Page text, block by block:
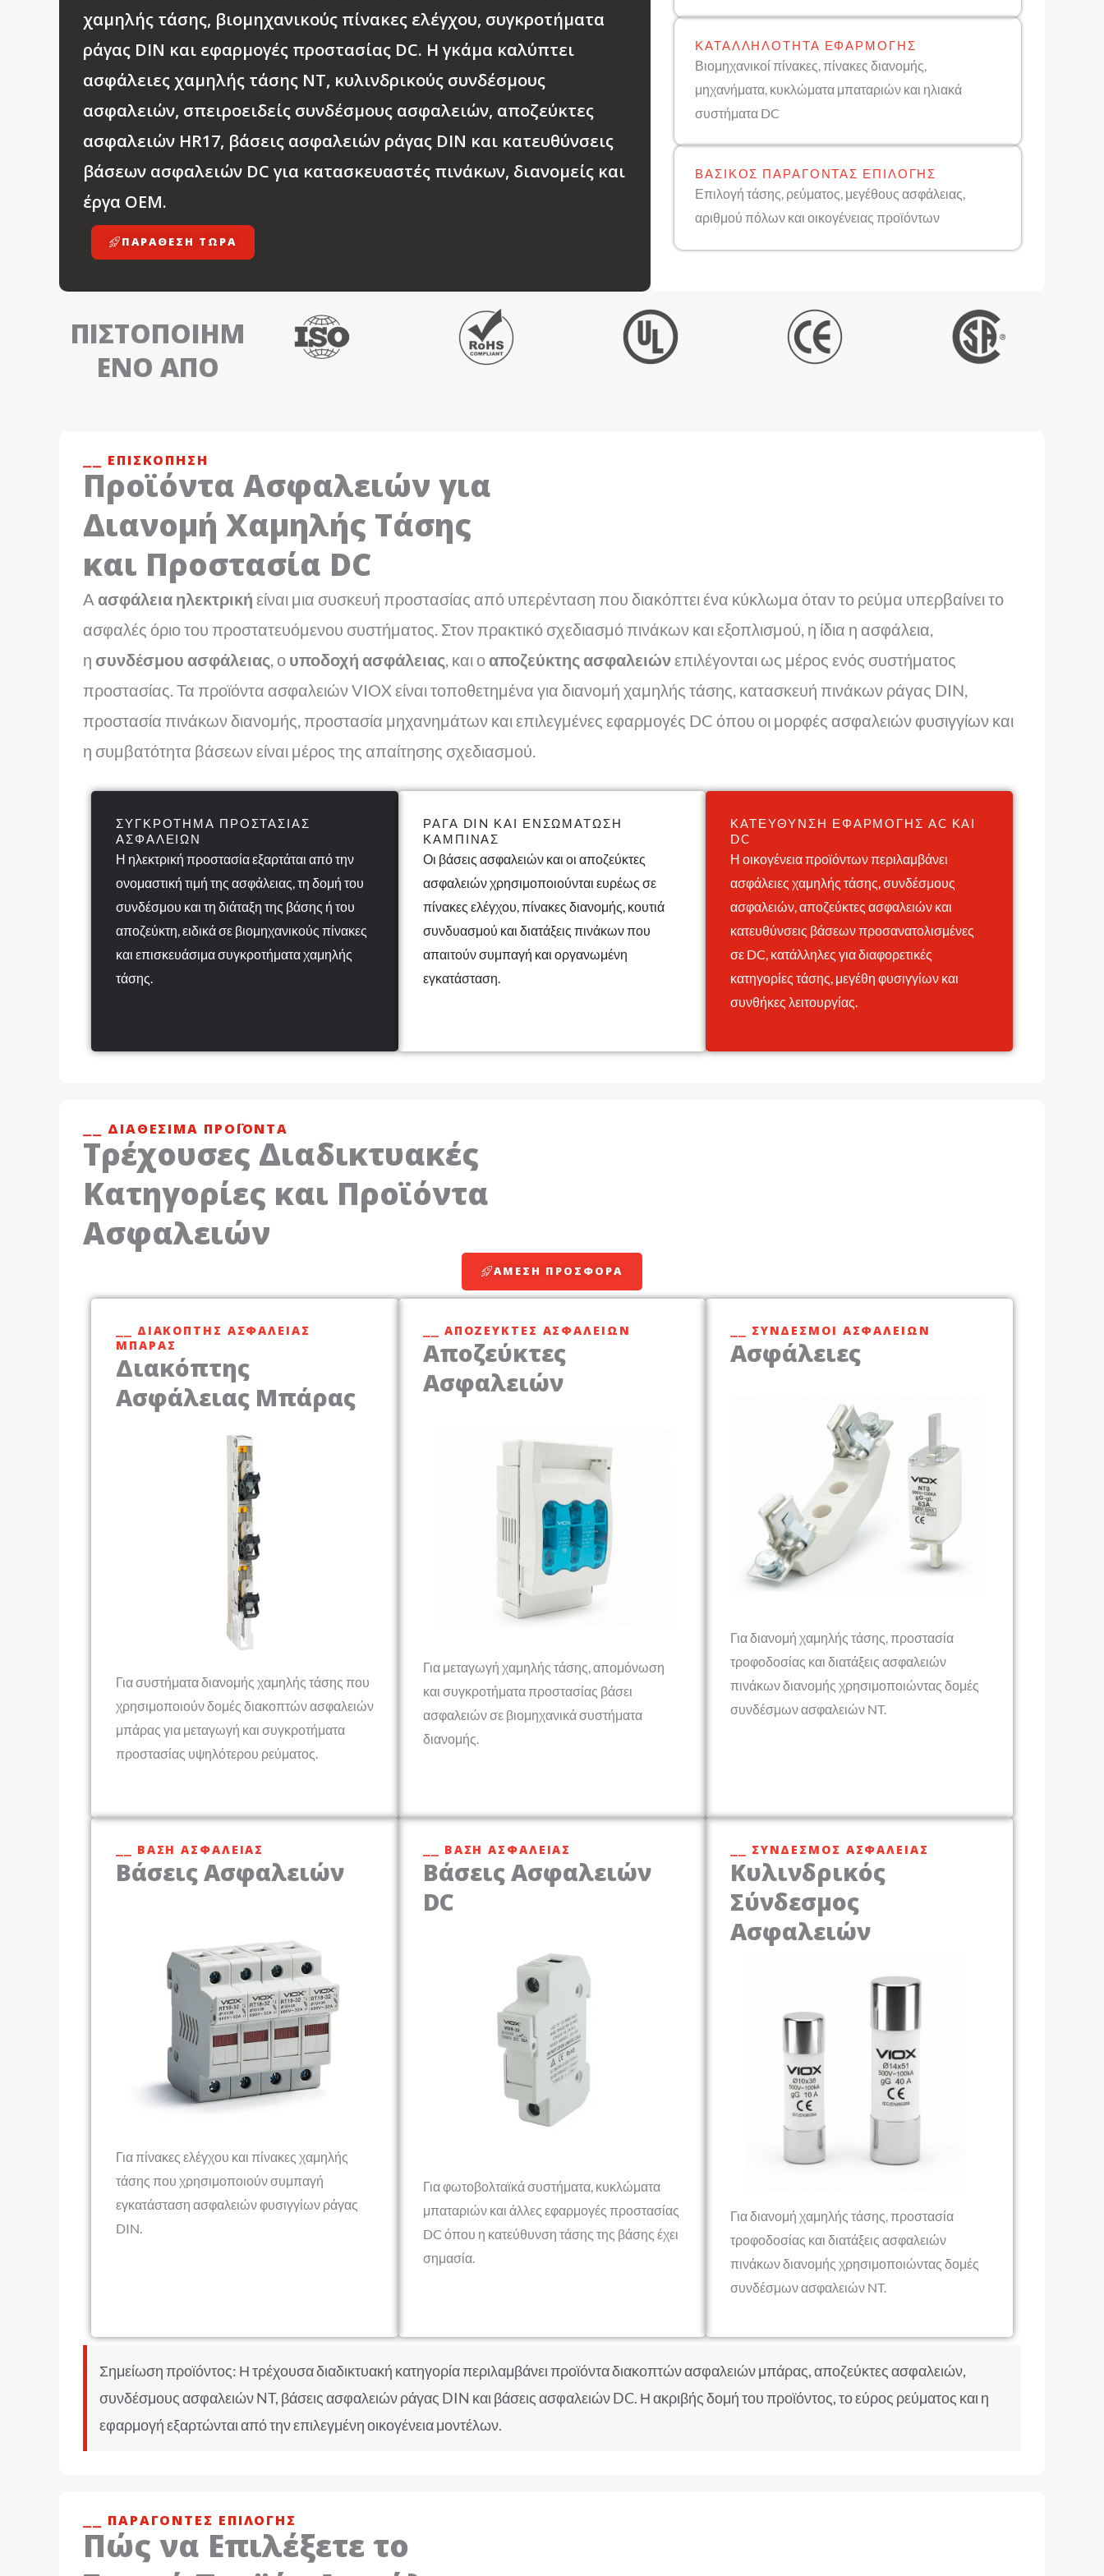
χαμηλής τάσης, βιομηχανικούς πίνακες ελέγχου, συγκροτήματα
ράγας DIN και εφαρμογές προστασίας DC. Η γκάμα καλύπτει
ασφάλειες χαμηλής τάσης NT, κυλινδρικούς συνδέσμους
ασφαλειών, σπειροειδείς συνδέσμους ασφαλειών, αποζεύκτες
ασφαλειών HR17, βάσεις ασφαλειών ράγας DIN και κατευθύνσεις
βάσεων ασφαλειών DC για κατασκευαστές πινάκων, διανομείς και
έργα OEM.
ΠΑΡΆΘΕΣΗ ΤΩΡΑ
ΚΑΤΑΛΛΗΛΌΤΗΤΑ ΕΦΑΡΜΟΓΉΣ
Βιομηχανικοί πίνακες, πίνακες διανομής,
μηχανήματα, κυκλώματα μπαταριών και ηλιακά
συστήματα DC
ΒΑΣΙΚΌΣ ΠΑΡΆΓΟΝΤΑΣ ΕΠΙΛΟΓΉΣ
Επιλογή τάσης, ρεύματος, μεγέθους ασφάλειας,
αριθμού πόλων και οικογένειας προϊόντων
ΠΙΣΤΟΠΟΙΗΜ
ΈΝΟ ΑΠΌ
⎯⎯ ΕΠΙΣΚΌΠΗΣΗ
Προϊόντα Ασφαλειών για
Διανομή Χαμηλής Τάσης
και Προστασία DC
A ασφάλεια ηλεκτρική είναι μια συσκευή προστασίας από υπερένταση που διακόπτει ένα κύκλωμα όταν το ρεύμα υπερβαίνει το
ασφαλές όριο του προστατευόμενου συστήματος. Στον πρακτικό σχεδιασμό πινάκων και εξοπλισμού, η ίδια η ασφάλεια,
η συνδέσμου ασφάλειας, ο υποδοχή ασφάλειας, και οαποζεύκτης ασφαλειώνεπιλέγονται ως μέρος ενός συστήματος
προστασίας. Τα προϊόντα ασφαλειών VIOX είναι τοποθετημένα για διανομή χαμηλής τάσης, κατασκευή πινάκων ράγας DIN,
προστασία πινάκων διανομής, προστασία μηχανημάτων και επιλεγμένες εφαρμογές DC όπου οι μορφές ασφαλειών φυσιγγίων και
η συμβατότητα βάσεων είναι μέρος της απαίτησης σχεδιασμού.
ΣΥΓΚΡΌΤΗΜΑ ΠΡΟΣΤΑΣΊΑΣ
ΑΣΦΑΛΕΙΏΝ
Η ηλεκτρική προστασία εξαρτάται από την
ονομαστική τιμή της ασφάλειας, τη δομή του
συνδέσμου και τη διάταξη της βάσης ή του
αποζεύκτη, ειδικά σε βιομηχανικούς πίνακες
και επισκευάσιμα συγκροτήματα χαμηλής
τάσης.
ΡΆΓΑ DIN ΚΑΙ ΕΝΣΩΜΆΤΩΣΗ
ΚΑΜΠΊΝΑΣ
Οι βάσεις ασφαλειών και οι αποζεύκτες
ασφαλειών χρησιμοποιούνται ευρέως σε
πίνακες ελέγχου, πίνακες διανομής, κουτιά
συνδυασμού και διατάξεις πινάκων που
απαιτούν συμπαγή και οργανωμένη
εγκατάσταση.
ΚΑΤΕΎΘΥΝΣΗ ΕΦΑΡΜΟΓΉΣ AC ΚΑΙ
DC
Η οικογένεια προϊόντων περιλαμβάνει
ασφάλειες χαμηλής τάσης, συνδέσμους
ασφαλειών, αποζεύκτες ασφαλειών και
κατευθύνσεις βάσεων προσανατολισμένες
σε DC, κατάλληλες για διαφορετικές
κατηγορίες τάσης, μεγέθη φυσιγγίων και
συνθήκες λειτουργίας.
⎯⎯ ΔΙΑΘΈΣΙΜΑ ΠΡΟΪΌΝΤΑ
Τρέχουσες Διαδικτυακές
Κατηγορίες και Προϊόντα
Ασφαλειών
ΆΜΕΣΗ ΠΡΟΣΦΟΡΆ
⎯⎯ ΔΙΑΚΌΠΤΗΣ ΑΣΦΆΛΕΙΑΣ
ΜΠΆΡΑΣ
Διακόπτης
Ασφάλειας Μπάρας
Για συστήματα διανομής χαμηλής τάσης που
χρησιμοποιούν δομές διακοπτών ασφαλειών
μπάρας για μεταγωγή και συγκροτήματα
προστασίας υψηλότερου ρεύματος.
⎯⎯ ΑΠΟΖΕΎΚΤΕΣ ΑΣΦΑΛΕΙΏΝ
Αποζεύκτες
Ασφαλειών
Για μεταγωγή χαμηλής τάσης, απομόνωση
και συγκροτήματα προστασίας βάσει
ασφαλειών σε βιομηχανικά συστήματα
διανομής.
⎯⎯ ΣΎΝΔΕΣΜΟΙ ΑΣΦΑΛΕΙΏΝ
Ασφάλειες
Για διανομή χαμηλής τάσης, προστασία
τροφοδοσίας και διατάξεις ασφαλειών
πινάκων διανομής χρησιμοποιώντας δομές
συνδέσμων ασφαλειών NT.
⎯⎯ ΒΆΣΗ ΑΣΦΆΛΕΙΑΣ
Βάσεις Ασφαλειών
Για πίνακες ελέγχου και πίνακες χαμηλής
τάσης που χρησιμοποιούν συμπαγή
εγκατάσταση ασφαλειών φυσιγγίων ράγας
DIN.
⎯⎯ ΒΆΣΗ ΑΣΦΆΛΕΙΑΣ
Βάσεις Ασφαλειών
DC
Για φωτοβολταϊκά συστήματα, κυκλώματα
μπαταριών και άλλες εφαρμογές προστασίας
DC όπου η κατεύθυνση τάσης της βάσης έχει
σημασία.
⎯⎯ ΣΎΝΔΕΣΜΟΣ ΑΣΦΆΛΕΙΑΣ
Κυλινδρικός
Σύνδεσμος
Ασφαλειών
Για διανομή χαμηλής τάσης, προστασία
τροφοδοσίας και διατάξεις ασφαλειών
πινάκων διανομής χρησιμοποιώντας δομές
συνδέσμων ασφαλειών NT.
Σημείωση προϊόντος: Η τρέχουσα διαδικτυακή κατηγορία περιλαμβάνει προϊόντα διακοπτών ασφαλειών μπάρας, αποζεύκτες ασφαλειών,
συνδέσμους ασφαλειών NT, βάσεις ασφαλειών ράγας DIN και βάσεις ασφαλειών DC. Η ακριβής δομή του προϊόντος, το εύρος ρεύματος και η
εφαρμογή εξαρτώνται από την επιλεγμένη οικογένεια μοντέλων.
⎯⎯ ΠΑΡΆΓΟΝΤΕΣ ΕΠΙΛΟΓΉΣ
Πώς να Επιλέξετε το